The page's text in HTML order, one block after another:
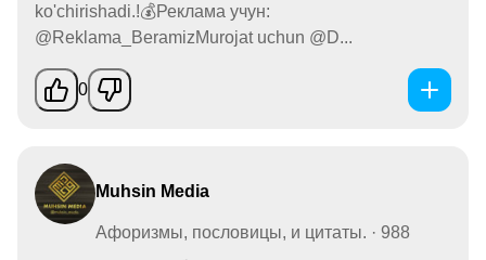
ko'chirishadi.!💰Реклама учун:
@Reklama_BeramizMurojat uchun @D...
0
Muhsin Media
Афоризмы, пословицы, и цитаты. · 988